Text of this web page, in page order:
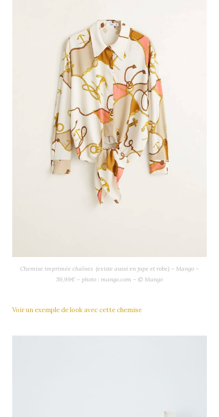
Chemise imprimée chaînes (existe aussi en jupe et robe) – Mango –
59,99€ – photo : mango.com – © Mango
Voir un exemple de look avec cette chemise